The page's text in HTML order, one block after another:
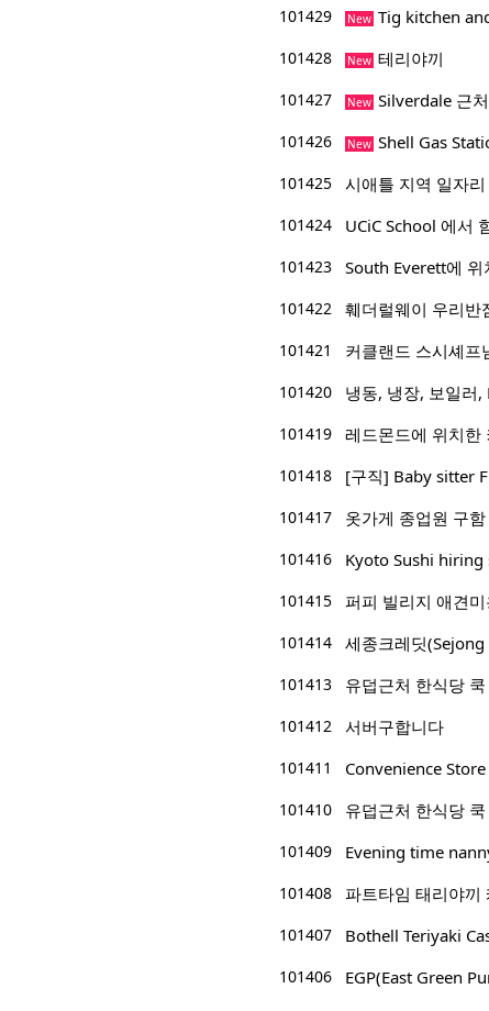
101429
New Tig kitchen
101428
New 테리야끼
101427
New Silverdale 근
101426
New Shell Gas
101425
시애틀 지역 일자
101424
UCiC School 에서
101423
South Everett에
101422
훼더럴웨이 우리반
101421
커클랜드 스시셰프
101420
냉동, 냉장, 보일러
101419
레드몬드에 위치한
101418
[구직] Baby sitter
101417
옷가게 종업원 구함
101416
Kyoto Sushi hiring
101415
퍼피 빌리지 애견
101414
세종크레딧
101413
유덥근처 한식당
101412
서버구합니다
101411
Convenience
101410
유덥근처 한식당
101409
Evening time
101408
파트타임 태리야
101407
Bothell Teriyaki
101406
EGP(East Green